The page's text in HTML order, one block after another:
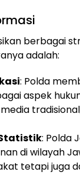
berbagai
adalah:
: Polda
aspek
: Polda
di wilayah
tetapi juga